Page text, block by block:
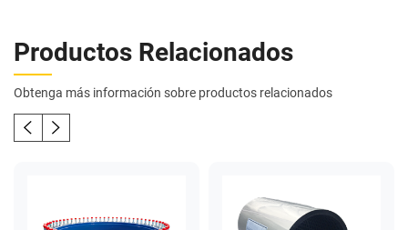
Productos Relacionados
Obtenga más información sobre productos relacionados